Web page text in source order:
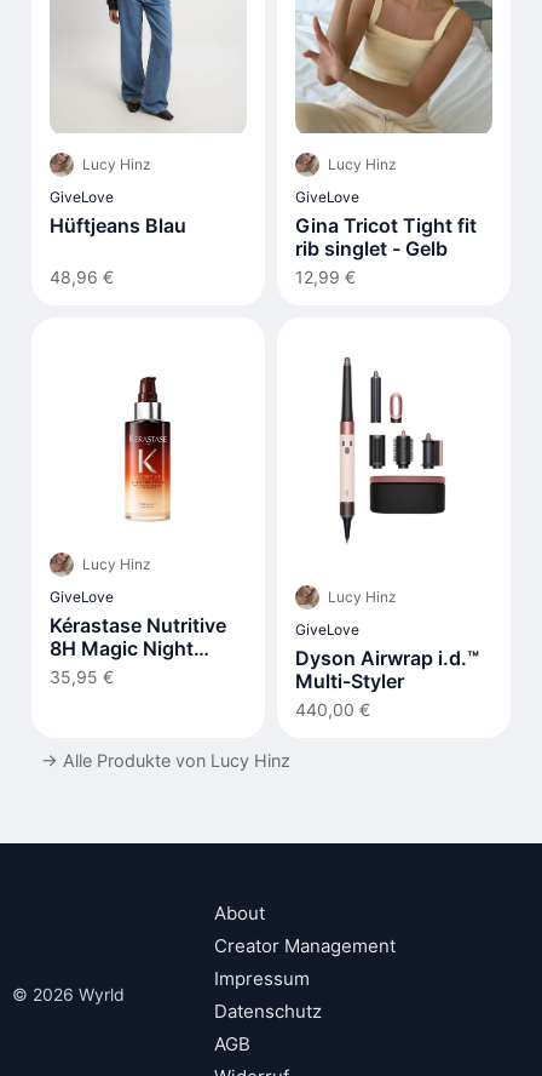
Lucy Hinz
GiveLove
Hüftjeans Blau
48,96 €
Lucy Hinz
GiveLove
Gina Tricot Tight fit
rib singlet - Gelb
12,99 €
Lucy Hinz
GiveLove
Kérastase Nutritive
8H Magic Night
Serum
35,95 €
Lucy Hinz
GiveLove
Dyson Airwrap i.d.™
Multi-Styler
440,00 €
→ Alle Produkte von Lucy Hinz
© 2026 Wyrld
About
Creator Management
Impressum
Datenschutz
AGB